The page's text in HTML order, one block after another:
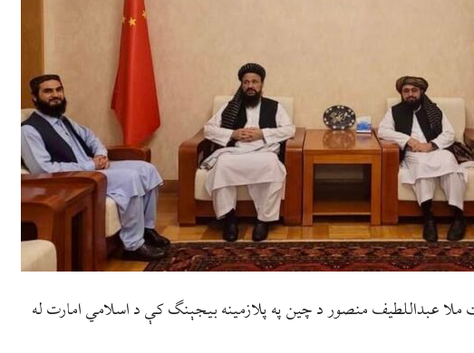
ملا عبداللطیف منصور د چین په پلازمينه بیجېنګ کې د اسلامي امارت له